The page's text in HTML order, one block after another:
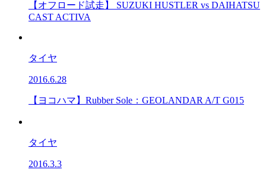
【オフロード試走】 SUZUKI HUSTLER vs DAIHATSU
CAST ACTIVA
タイヤ
2016.6.28
【ヨコハマ】Rubber Sole：GEOLANDAR A/T G015
タイヤ
2016.3.3